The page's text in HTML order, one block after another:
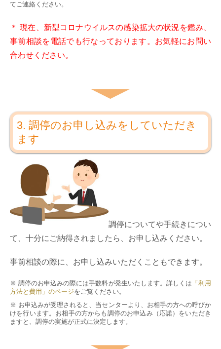
てご連絡ください。
＊ 現在、新型コロナウイルスの感染拡大の状況を鑑み、
事前相談を電話でも行なっております。お気軽にお問い
合わせください。
3. 調停のお申し込みをしていただき
ます
調停についてや手続きについ
て、十分にご納得されましたら、お申し込みください。
事前相談の際に、お申し込みいただくこともできます。
※ 調停のお申込みの際には手数料が発生いたします。詳しくは 「利用
方法と費用」のページをご覧ください。
※ お申込みが受理されると、当センターより、お相手の方への呼びか
けを行います。お相手の方からも調停のお申込み（応諾）をいただき
ますと、調停の実施が正式に決定します。